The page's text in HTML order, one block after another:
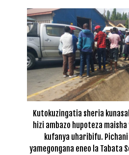
Kutokuzingatia sheria
hizi ambazo hupoteza
kufanya uharibifu.
yamegongana eneo la Tabata